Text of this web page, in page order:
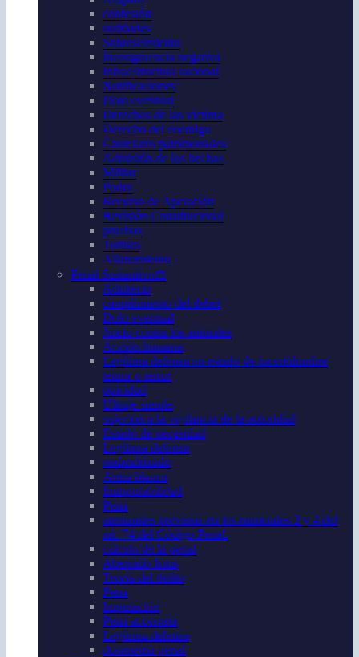
confesión
nulidades
Sobreseimiento
Incongruencia negativa
Infraestructura racional
Notificaciones
Dolo eventual
Derechos de las víctima
Derecho del enemigo
Cautelares patrimoniales
Admisión de los hechos
Militar
Poder
Recurso de Apelación
Revisión Constitucional
pruebas
Tortura
Allanamiento
Penal Sustantivo⚖️
Adulterio
cumplimiento del deber
Dolo eventual
Juicio contra los animales
Acción humana
Legítima defensa en estado de incertidumbre
temor o terror
tipicidad
Ultraje simple
sujeción a la vigilancia de la autoridad
Estado de necesidad
Legítima defensa
malandrizado
Arma blanca
Inimputabilidad
Pena
atenuantes previstas en los numerales 2 y 4 del
art. 74 del Código Penal.
cálculo de la penal
Aberratio Ictus
Teoría del delito
Pena
Imputación
Pena accesoria
Legítima defensa
dosimetría penal